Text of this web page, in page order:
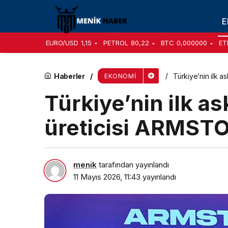
EURO/USD 1,15 PETROL 80,22 BTC 0,000000
Haberler EKONOMI Türkiye’nin ilk
Türkiye’nin ilk
üreticisi
menik tarafından yayınlandı
11 Mayıs 2026, 11:43 yayınlandı
Ciro Endeksleri, Mart 2026